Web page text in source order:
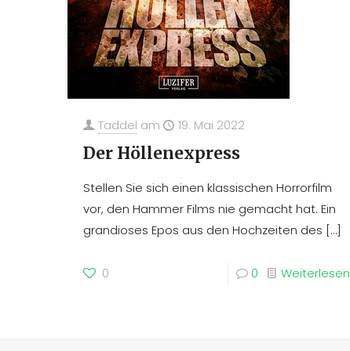
Taddel am 19. Mai 2022
Der Höllenexpress
Stellen Sie sich einen klassischen Horrorfilm
vor, den Hammer Films nie gemacht hat. Ein
grandioses Epos aus den Hochzeiten des […]
0 0 Weiterlesen